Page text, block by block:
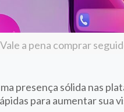
Vale a pena comprar
presença sólida nas
para aumentar sua